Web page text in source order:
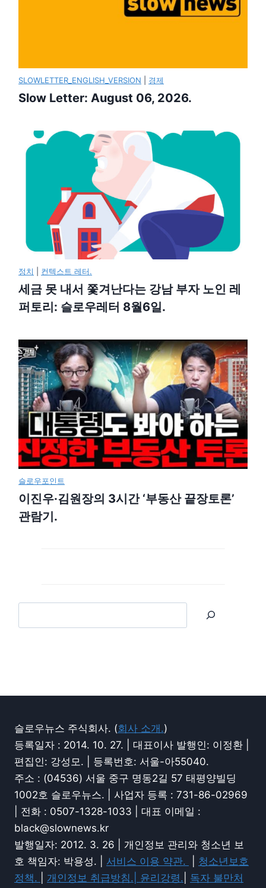
SLOWLETTER_ENGLISH_VERSION 경제
Slow Letter: August 06, 2026.
정치 컨텍스트 레터.
세금 못 내서 쫓겨난다는 강남 부자 노인 레
퍼토리: 슬로우레터 8월6일.
슬로우포인트
이진우·김원장의 3시간 ‘부동산 끝장토론’
관람기.
슬로우뉴스 주식회사. (회사 소개.)
등록일자 : 2014. 10. 27. | 대표이사 발행인: 이정환 |
편집인: 강성모. | 등록번호: 서울-아55040.
주소 : (04536) 서울 중구 명동2길 57 태평양빌딩
1002호 슬로우뉴스. | 사업자 등록 : 731-86-02969
| 전화 : 0507-1328-1033 | 대표 이메일 :
black@slownews.kr
발행일자: 2012. 3. 26 | 개인정보 관리와 청소년 보
호 책임자: 박용성. | 서비스 이용 약관.
청소년보호
정책.
개인정보 취급방침.| 윤리강령. 독자 불만처